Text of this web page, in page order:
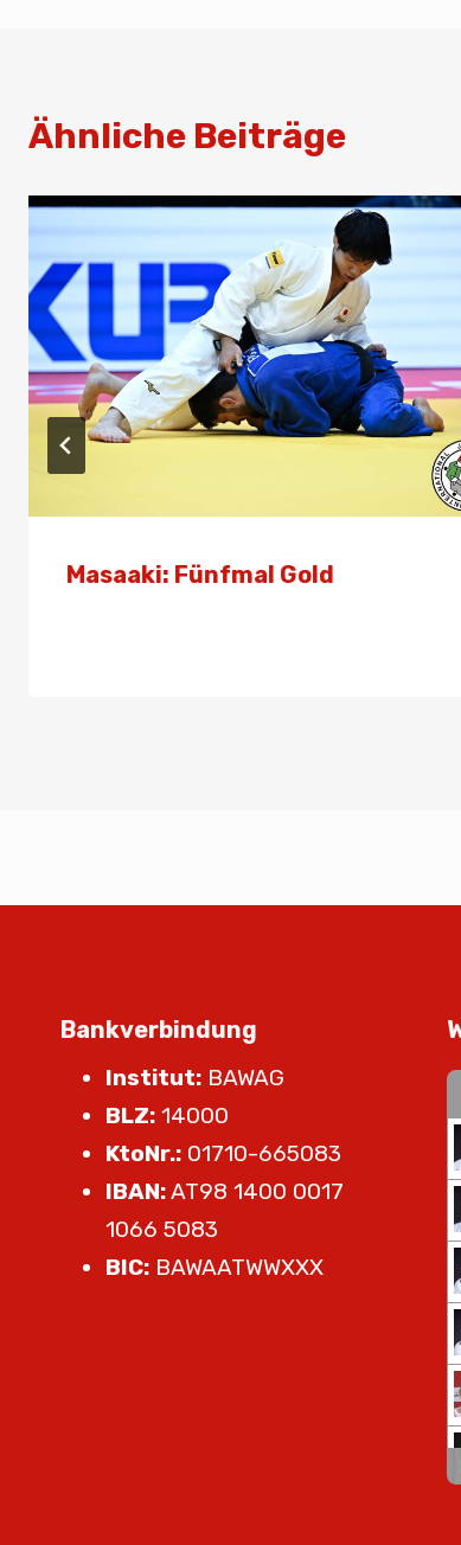
Ähnliche Beiträge
Masaaki: Fünfmal Gold
Bankverbindung
Institut: BAWAG
BLZ: 14000
KtoNr.: 01710-665083
IBAN:AT98 1400 0017
1066 5083
BIC: BAWAATWWXXX